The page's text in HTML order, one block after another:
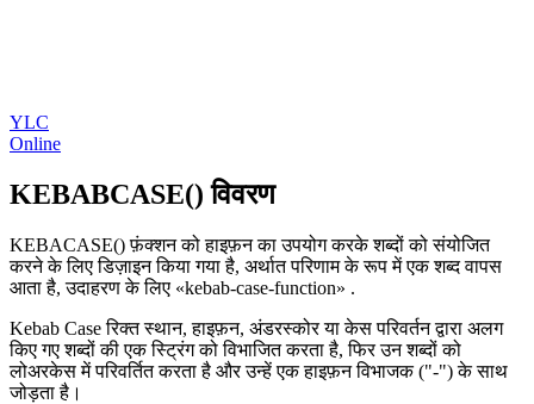
YLC
Online
KEBABCASE() विवरण
KEBACASE() फ़ंक्शन को हाइफ़न का उपयोग करके शब्दों को संयोजित
करने के लिए डिज़ाइन किया गया है, अर्थात परिणाम के रूप में एक शब्द वापस
आता है, उदाहरण के लिए «kebab-case-function» .
Kebab Case रिक्त स्थान, हाइफ़न, अंडरस्कोर या केस परिवर्तन द्वारा अलग
किए गए शब्दों की एक स्ट्रिंग को विभाजित करता है, फिर उन शब्दों को
लोअरकेस में परिवर्तित करता है और उन्हें एक हाइफ़न विभाजक ("-") के साथ
जोड़ता है।